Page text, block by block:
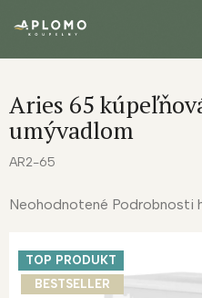
Aries 65
umývadlom
AR2-65
Priemerné
Neohodnotené Podrobnosti
TOP PRODUKT
BESTSELLER